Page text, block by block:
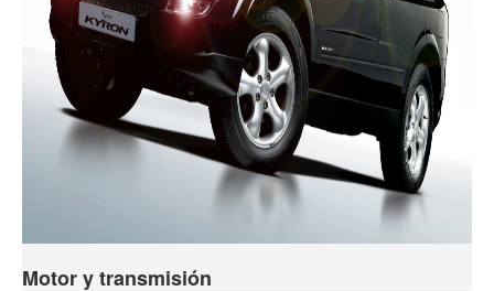
Motor y transmisión